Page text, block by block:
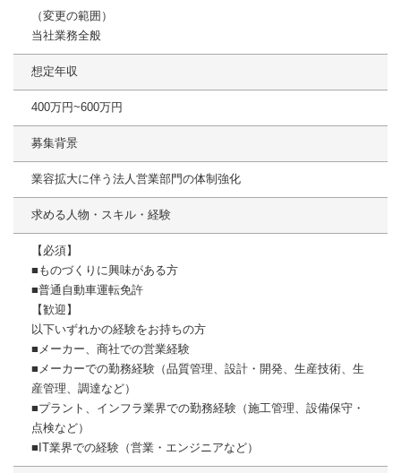
（変更の範囲）
当社業務全般
想定年収
400万円~600万円
募集背景
業容拡大に伴う法人営業部門の体制強化
求める人物・スキル・経験
【必須】
■ものづくりに興味がある方
■普通自動車運転免許
【歓迎】
以下いずれかの経験をお持ちの方
■メーカー、商社での営業経験
■メーカーでの勤務経験（品質管理、設計・開発、生産技術、生
産管理、調達など）
■プラント、インフラ業界での勤務経験（施工管理、設備保守・
点検など）
■IT業界での経験（営業・エンジニアなど）